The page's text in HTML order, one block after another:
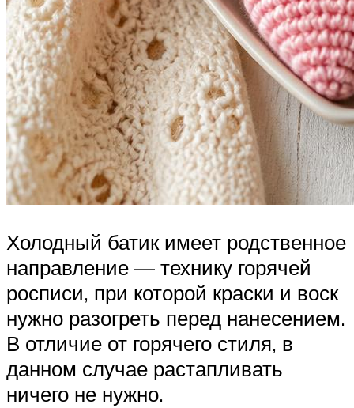
Холодный батик имеет родственное
направление — технику горячей
росписи, при которой краски и воск
нужно разогреть перед нанесением.
В отличие от горячего стиля, в
данном случае растапливать
ничего не нужно.